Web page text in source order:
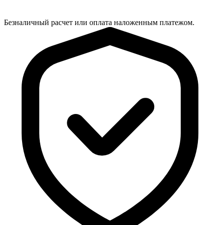
Безналичный расчет или оплата наложенным платежом.